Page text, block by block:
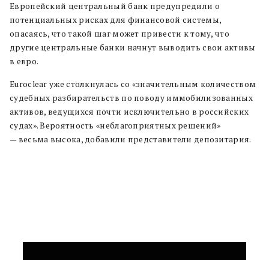
Европейский центральный банк предупредили о
потенциальных рисках для финансовой системы,
опасаясь, что такой шаг может привести к тому, что
другие центральные банки начнут выводить свои активы
в евро.
Euroclear уже столкнулась со «значительным количеством
судебных разбирательств по поводу иммобилизованных
активов, ведущихся почти исключительно в российских
судах». Вероятность «неблагоприятных решений»
— весьма высока, добавили представители депозитария.